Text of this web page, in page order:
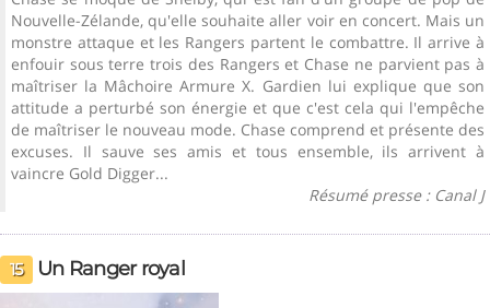
Nouvelle-Zélande, qu'elle souhaite aller voir en concert. Mais un
monstre attaque et les Rangers partent le combattre. Il arrive à
enfouir sous terre trois des Rangers et Chase ne parvient pas à
maîtriser la Mâchoire Armure X. Gardien lui explique que son
attitude a perturbé son énergie et que c'est cela qui l'empêche
de maîtriser le nouveau mode. Chase comprend et présente des
excuses. Il sauve ses amis et tous ensemble, ils arrivent à
vaincre Gold Digger...
Résumé presse : Canal J
15 Un Ranger royal